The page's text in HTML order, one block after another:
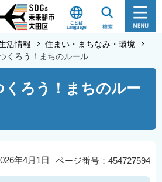
活情報
住まい・まちなみ・環境
くろう！まちのルール
くろう！まちのルー
ページ番号：454727594
年4月1日